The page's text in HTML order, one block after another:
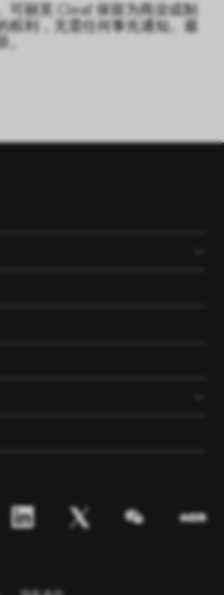
可丽芙 Cleaf 保留为商业或制
权利，无需任何事先通知。最